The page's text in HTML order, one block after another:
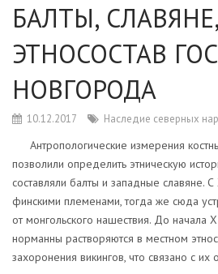
БАЛТЫ,
ЭТНОСОСТАВ
НОВГОРОДА
10.12.2017 Наследие северных
Антропологические измерения
позволили определить этническую
составляли балты и западные славяне.
финскими племенами, тогда же сюда
от монгольского нашествия. До начала
норманны растворяются в местном
захоронения викингов, что связано с